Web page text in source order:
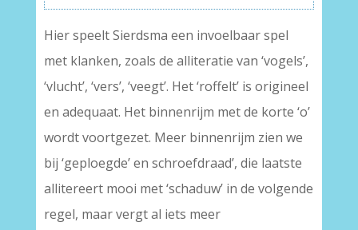
Hier speelt Sierdsma een invoelbaar spel
met klanken, zoals de alliteratie van ‘vogels’,
‘vlucht’, ‘vers’, ‘veegt’. Het ‘roffelt’ is origineel
en adequaat. Het binnenrijm met de korte ‘o’
wordt voortgezet. Meer binnenrijm zien we
bij ‘geploegde’ en schroefdraad’, die laatste
allitereert mooi met ‘schaduw’ in de volgende
regel, maar vergt al iets meer